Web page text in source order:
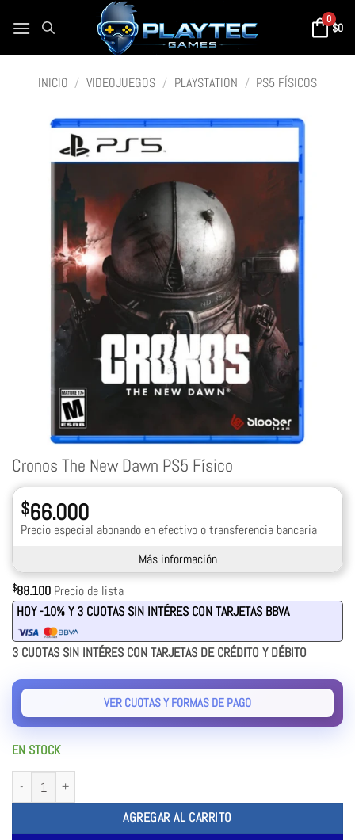
0
$0
INICIO / VIDEOJUEGOS / PLAYSTATION / PS5 FÍSICOS
Cronos The New Dawn PS5 Físico
$66.000
Precio especial abonando en efectivo o transferencia bancaria
Más información
$88.100 Precio de lista
HOY -10% Y 3 CUOTAS SIN INTÉRES CON TARJETAS BBVA
3 CUOTAS SIN INTÉRES CON TARJETAS DE CRÉDITO Y DÉBITO
VER CUOTAS Y FORMAS DE PAGO
EN STOCK
AGREGAR AL CARRITO